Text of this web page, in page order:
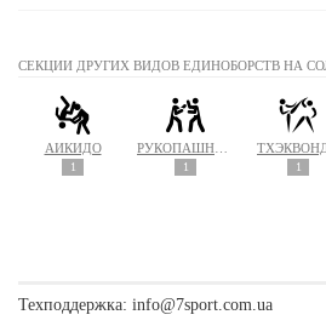
СЕКЦИИ ДРУГИХ ВИДОВ ЕДИНОБОРСТВ НА
АЙКИДО
1 1 1
Техподдержка: info@7sport.com.ua